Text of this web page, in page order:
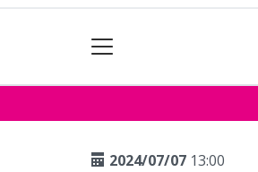
2024/07/07 13:00